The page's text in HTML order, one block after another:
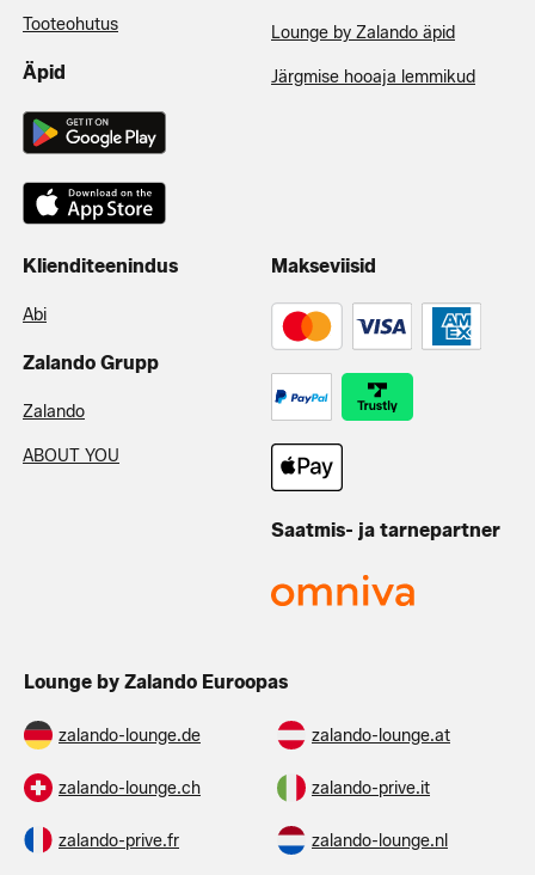
Tooteohutus
Äpid
Lounge by Zalando äpid
Järgmise hooaja lemmikud
Klienditeenindus
Abi
Zalando Grupp
Zalando
ABOUT YOU
Makseviisid
Saatmis- ja tarnepartner
Lounge by Zalando Euroopas
zalando-lounge.de zalando-lounge.at
zalando-lounge.ch zalando-prive.it
zalando-prive.fr zalando-lounge.nl